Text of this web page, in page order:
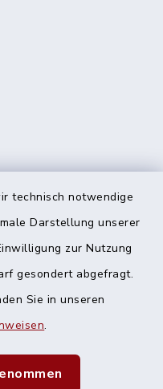
technisch notwendige
Darstellung unserer
zur Nutzung
gesondert abgefragt.
Sie in unseren
.